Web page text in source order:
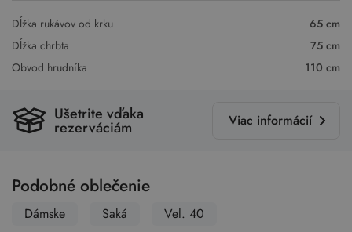
Dĺžka rukávov od krku
65 cm
Dĺžka chrbta
75 cm
Obvod hrudníka
110 cm
Ušetrite vďaka
rezerváciám Viac informácií
Podobné oblečenie
Dámske Saká Vel. 40